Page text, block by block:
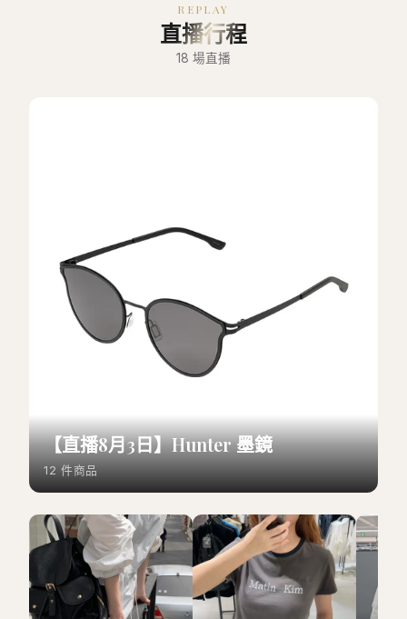
REPLAY
直播行程
18 場直播
【直播8月3日】Hunter 墨鏡
12 件商品